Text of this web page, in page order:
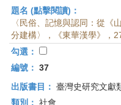
題名 (點擊閱讀)：
〈民俗、記憶與認同：從《
分建構〉，《東華漢學》，
勾選：
編號： 37
出版書目： 臺灣史研究文獻
類別： 社會